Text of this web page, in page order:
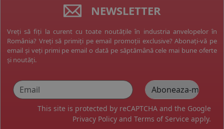
NEWSLETTER
Vreți să fiți la curent cu toate noutățile în industria anvelopelor în
România? Vreți să primiți pe email promoții exclusive? Abonați-vă pe
email și veți primi pe email o dată pe săptămână cele mai bune oferte
și noutăți.
This site is protected by reCAPTCHA and the Google
Privacy Policy and Terms of Service apply.